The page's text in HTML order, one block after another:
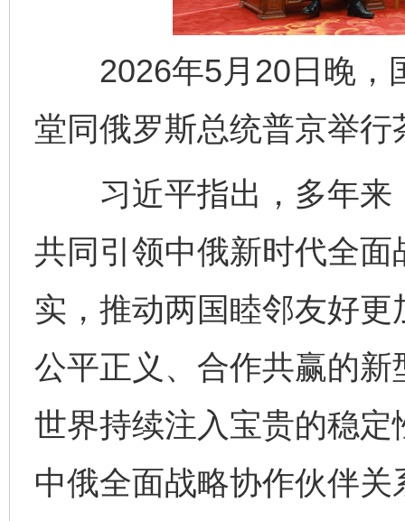
2026年5月20日晚，
堂同俄罗斯总统普京举行
习近平指出，多年来
共同引领中俄新时代全
实，推动两国睦邻友好
公平正义、合作共赢的
世界持续注入宝贵的稳
中俄全面战略协作伙伴